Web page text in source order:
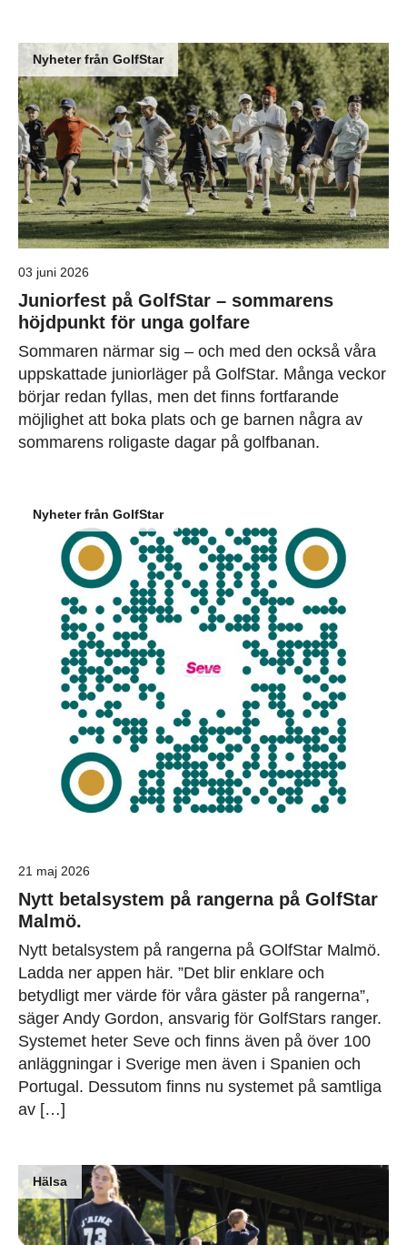
Nyheter från GolfStar
03 juni 2026
Juniorfest på GolfStar – sommarens
höjdpunkt för unga golfare
Sommaren närmar sig – och med den också våra
uppskattade juniorläger på GolfStar. Många veckor
börjar redan fyllas, men det finns fortfarande
möjlighet att boka plats och ge barnen några av
sommarens roligaste dagar på golfbanan.
Nyheter från GolfStar
21 maj 2026
Nytt betalsystem på rangerna på GolfStar
Malmö.
Nytt betalsystem på rangerna på GOlfStar Malmö.
Ladda ner appen här. ”Det blir enklare och
betydligt mer värde för våra gäster på rangerna”,
säger Andy Gordon, ansvarig för GolfStars ranger.
Systemet heter Seve och finns även på över 100
anläggningar i Sverige men även i Spanien och
Portugal. Dessutom finns nu systemet på samtliga
av […]
Hälsa